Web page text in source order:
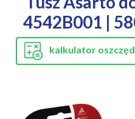
4542B001 |
kalkulator